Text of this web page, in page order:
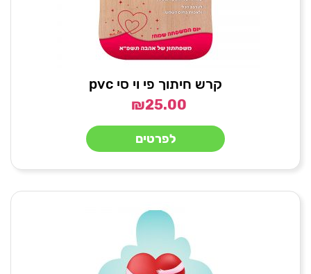
קרש חיתוך פי וי סי pvc
₪25.00
לפרטים